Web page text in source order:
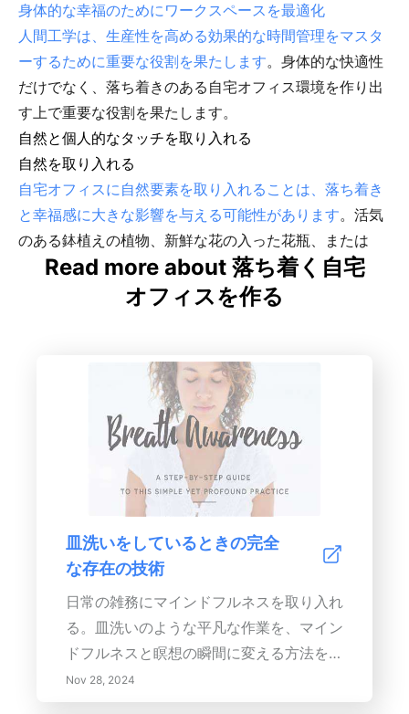
身体的な幸福のためにワークスペースを最適化
人間工学は、生産性を高める効果的な時間管理をマスタ
ーするために重要な役割を果たします。身体的な快適性
だけでなく、落ち着きのある自宅オフィス環境を作り出
す上で重要な役割を果たします。
自然と個人的なタッチを取り入れる
自然を取り入れる
自宅オフィスに自然要素を取り入れることは、落ち着き
と幸福感に大きな影響を与える可能性があります。活気
のある鉢植えの植物、新鮮な花の入った花瓶、または
Read more about 落ち着く自宅
オフィスを作る
皿洗いをしているときの完全
な存在の技術
日常の雑務にマインドフルネスを取り入れ
る。皿洗いのような平凡な作業を、マイン
ドフルネスと瞑想の瞬間に変える方法を発
見しましょう。このガイドでは、マインド
フルネスの原則を探求し、日常の活動に従
Nov 28, 2024